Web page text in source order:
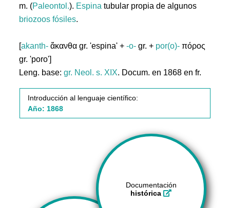
m. (Paleontol.). Espina tubular propia de algunos
briozoos fósiles.
[akanth- ἄκανθα gr. 'espina' +-o- gr. + por(o)- πόρος
gr. 'poro']
Leng. base:gr. Neol. s. XIX. Docum. en 1868 en fr.
Introducción al lenguaje científico:
Año: 1868
Documentación
histórica